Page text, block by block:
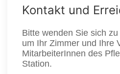
Kontakt und
Bitte wenden Sie sich
um Ihr Zimmer und Ihre
MitarbeiterInnen des
Station.